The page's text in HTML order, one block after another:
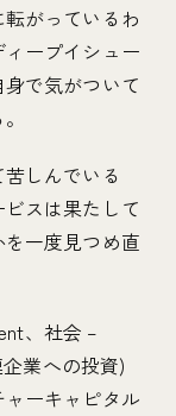
がっているわ
ープイシュー
で気がついて
しんでいる
スは果たして
一度見つめ直
、社会 –
業への投資)
ーキャピタル